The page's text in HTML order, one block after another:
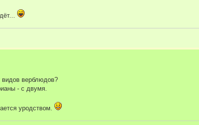
видов верблюдов?
- с двумя.
уродством.